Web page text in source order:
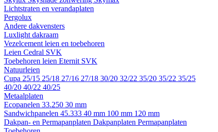
Lichtstraten en verandaplaten
Pergolux
Andere dakvensters
Luxlight dakraam
Vezelcement leien en toebehoren
Leien Cedral SVK
Toebehoren leien Eternit SVK
Natuurleien
Cupa 25/15 25/18 27/16 27/18 30/20 32/22 35/20 35/22 35/25
40/20 40/22 40/25
Metaalplaten
Ecopanelen 33.250 30 mm
Sandwichpanelen 45.333 40 mm 100 mm 120 mm
Dakpan- en Permapanplaten Dakpanplaten Permapanplaten